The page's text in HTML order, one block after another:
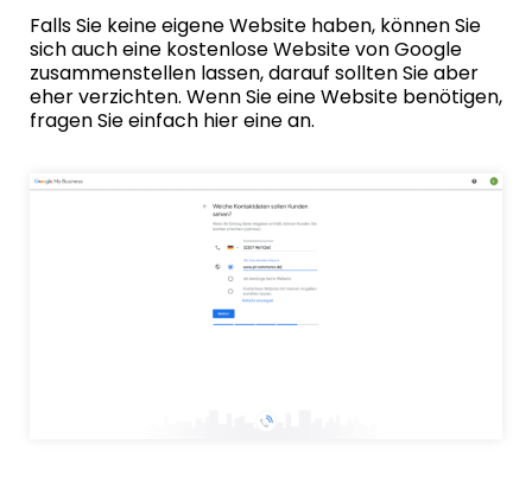
Falls Sie keine eigene Website haben, können Sie
sich auch eine kostenlose Website von Google
zusammenstellen lassen, darauf sollten Sie aber
eher verzichten. Wenn Sie eine Website benötigen,
fragen Sie einfach hier eine an.